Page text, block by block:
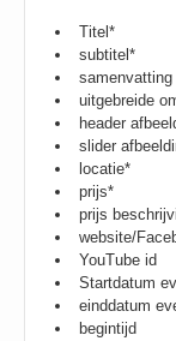
Titel*
subtitel*
uitgebreide
header
slider
locatie*
prijs*
prijs
website/
YouTube id
Startdatum
einddatum
begintijd